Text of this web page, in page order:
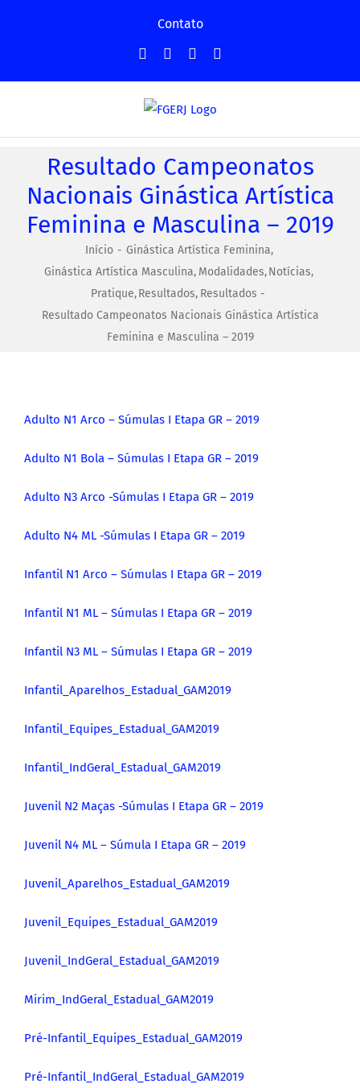
conteúdo
Contato
FacebookInstagramYouTube
Grupo
Resultado Campeonatos
Nacionais Ginástica Artística
Feminina e Masculina – 2019
Início
Ginástica Artística Feminina
Ginástica Artística Masculina Modalidades Notícias
Pratique Resultados Resultados
Resultado Campeonatos Nacionais Ginástica Artística
Feminina e Masculina – 2019
Adulto N1 Arco – Súmulas I Etapa GR – 2019
Adulto N1 Bola – Súmulas I Etapa GR – 2019
Adulto N3 Arco -Súmulas I Etapa GR – 2019
Adulto N4 ML -Súmulas I Etapa GR – 2019
Infantil N1 Arco – Súmulas I Etapa GR – 2019
Infantil N1 ML – Súmulas I Etapa GR – 2019
Infantil N3 ML – Súmulas I Etapa GR – 2019
Infantil_Aparelhos_Estadual_GAM2019
Infantil_Equipes_Estadual_GAM2019
Infantil_IndGeral_Estadual_GAM2019
Juvenil N2 Maças -Súmulas I Etapa GR – 2019
Juvenil N4 ML – Súmula I Etapa GR – 2019
Juvenil_Aparelhos_Estadual_GAM2019
Juvenil_Equipes_Estadual_GAM2019
Juvenil_IndGeral_Estadual_GAM2019
Mirim_IndGeral_Estadual_GAM2019
Pré-Infantil_Equipes_Estadual_GAM2019
Pré-Infantil_IndGeral_Estadual_GAM2019